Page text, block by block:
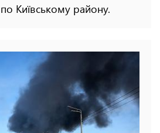
Київському району.